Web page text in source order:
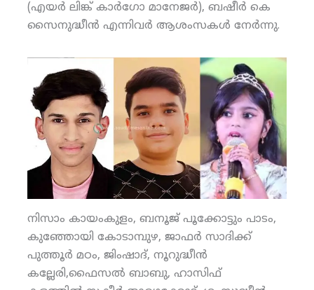
(എയര്‍ ലിങ്ക് കാര്‍ഗോ മാനേജര്‍), ബഷീര്‍ കെ
സൈനുദ്ധീന്‍ എന്നിവര്‍ ആശംസകള്‍ നേര്‍ന്നു.
നിസാം കായംകുളം, ബനൂജ് പൂക്കോട്ടും പാടം,
കുഞ്ഞോയി കോടാമ്പുഴ, ജാഫര്‍ സാദിക്ക്
പുത്തൂര്‍ മഠം, ജിംഷാദ്, നൂറുദ്ധീന്‍
കല്ലേരി,ഫൈസല്‍ ബാബു, ഹാസിഫ്